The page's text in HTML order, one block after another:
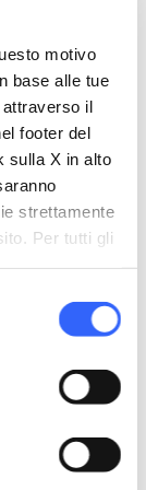
motivo
base alle tue
il
footer del
sulla X in alto
strettamente
Per tutti gli